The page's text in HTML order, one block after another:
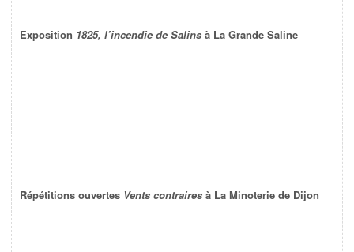
Exposition 1825, l’incendie de Salins à La Grande Saline
Répétitions ouvertes Vents contraires à La Minoterie de Dijon